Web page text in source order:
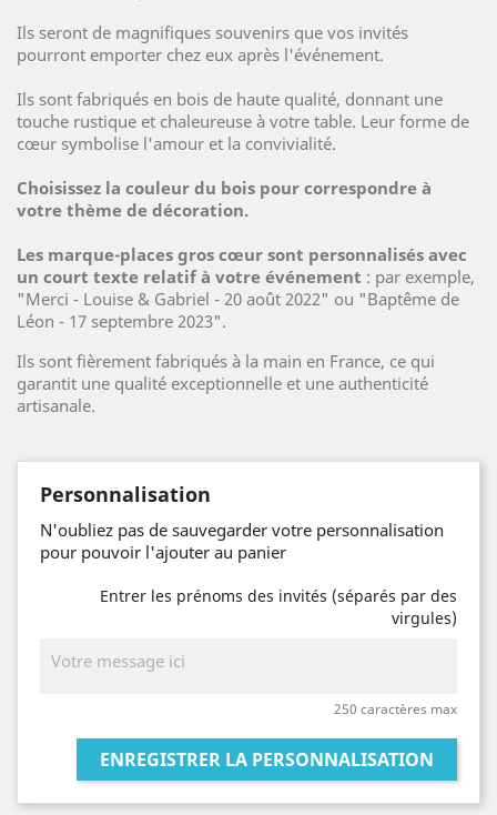
Ils seront de magnifiques souvenirs que vos invités
pourront emporter chez eux après l'événement.
Ils sont fabriqués en bois de haute qualité, donnant une
touche rustique et chaleureuse à votre table. Leur forme de
cœur symbolise l'amour et la convivialité.
Choisissez la couleur du bois pour correspondre à
votre thème de décoration.
Les marque-places gros cœur sont personnalisés avec
un court texte relatif à votre événement : par exemple,
"Merci - Louise & Gabriel - 20 août 2022" ou "Baptême de
Léon - 17 septembre 2023".
Ils sont fièrement fabriqués à la main en France, ce qui
garantit une qualité exceptionnelle et une authenticité
artisanale.
Personnalisation
N'oubliez pas de sauvegarder votre personnalisation
pour pouvoir l'ajouter au panier
Entrer les prénoms des invités (séparés par des
virgules)
250 caractères max
ENREGISTRER LA PERSONNALISATION